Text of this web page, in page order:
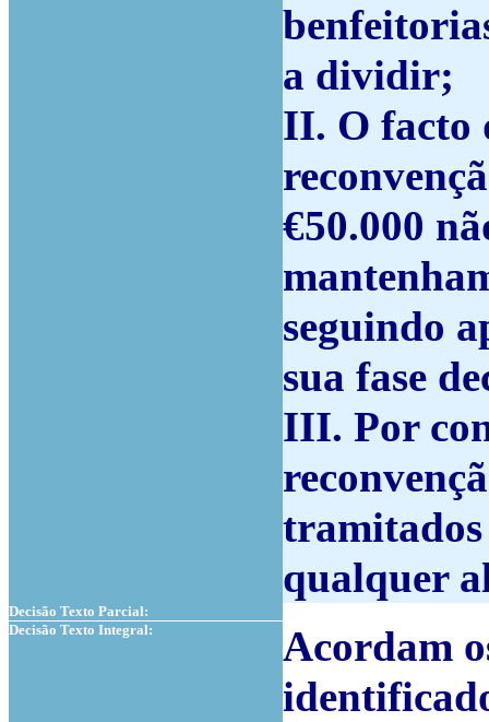
a dividir;
II. O facto
€50.000
seguindo
sua fase
III. Por
qualquer
Decisão Texto Parcial:
Decisão Texto Integral:
Acordam